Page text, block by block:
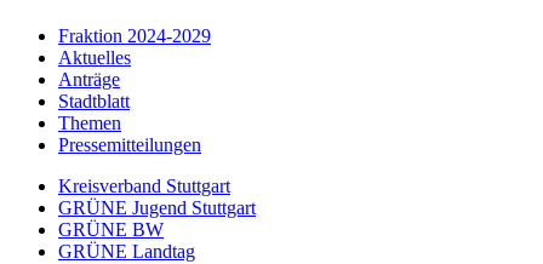
Fraktion 2024-2029
Aktuelles
Anträge
Stadtblatt
Themen
Pressemitteilungen
Kreisverband Stuttgart
GRÜNE Jugend Stuttgart
GRÜNE BW
GRÜNE Landtag